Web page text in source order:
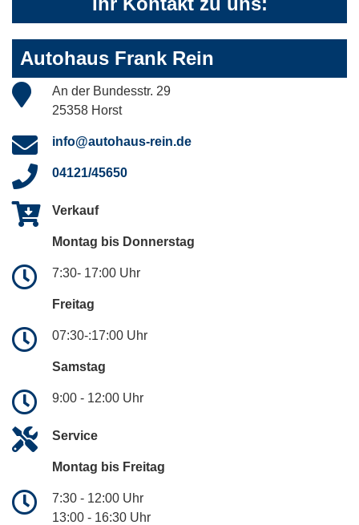
Autohaus Frank Rein
An der Bundesstr. 29
25358 Horst
info@autohaus-rein.de
04121/45650
Verkauf
Montag bis Donnerstag
7:30- 17:00 Uhr
Freitag
07:30-:17:00 Uhr
Samstag
9:00 - 12:00 Uhr
Service
Montag bis Freitag
7:30 - 12:00 Uhr
13:00 - 16:30 Uhr